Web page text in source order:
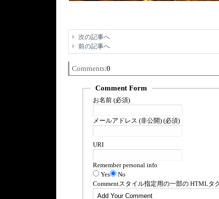
次の記事へ
前の記事へ
Comments:0
Comment Form
お名前 (必須)
メールアドレス (非公開) (必須)
URI
Remember personal info
Yes
No
Commentスタイル指定用の一部の HTMLタ